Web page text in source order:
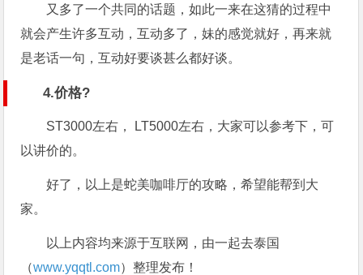
又多了一个共同的话题，如此一来在这猜的过程中
就会产生许多互动，互动多了，妹的感觉就好，再来就
是老话一句，互动好要谈甚么都好谈。
4.价格?
ST3000左右， LT5000左右，大家可以参考下，可
以讲价的。
好了，以上是蛇美咖啡厅的攻略，希望能帮到大
家。
以上内容均来源于互联网，由一起去泰国
（www.yqqtl.com）整理发布！